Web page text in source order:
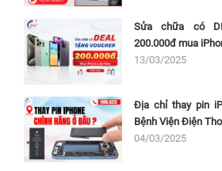
Sửa chữa có
200.000đ mua
13/03/2025
Địa chỉ thay pin
Bệnh Viện Điện
04/03/2025